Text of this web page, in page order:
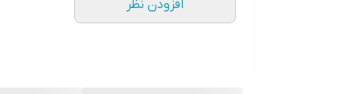
افزودن نظر